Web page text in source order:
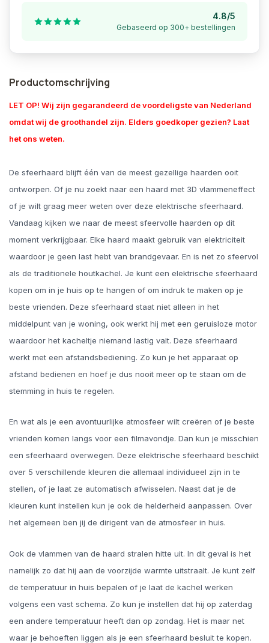
4.8/5
Gebaseerd op 300+ bestellingen
Productomschrijving
LET OP! Wij zijn gegarandeerd de voordeligste van Nederland
omdat wij de groothandel zijn. Elders goedkoper gezien? Laat
het ons weten.
De sfeerhaard blijft één van de meest gezellige haarden ooit
ontworpen. Of je nu zoekt naar een haard met 3D vlammeneffect
of je wilt graag meer weten over deze elektrische sfeerhaard.
Vandaag kijken we naar de meest sfeervolle haarden op dit
moment verkrijgbaar. Elke haard maakt gebruik van elektriciteit
waardoor je geen last hebt van brandgevaar. En is net zo sfeervol
als de traditionele houtkachel. Je kunt een elektrische sfeerhaard
kopen om in je huis op te hangen of om indruk te maken op je
beste vrienden. Deze sfeerhaard staat niet alleen in het
middelpunt van je woning, ook werkt hij met een geruisloze motor
waardoor het kacheltje niemand lastig valt. Deze sfeerhaard
werkt met een afstandsbediening. Zo kun je het apparaat op
afstand bedienen en hoef je dus nooit meer op te staan om de
stemming in huis te regelen.
En wat als je een avontuurlijke atmosfeer wilt creëren of je beste
vrienden komen langs voor een filmavondje. Dan kun je misschien
een sfeerhaard overwegen. Deze elektrische sfeerhaard beschikt
over 5 verschillende kleuren die allemaal individueel zijn in te
stellen, of je laat ze automatisch afwisselen. Naast dat je de
kleuren kunt instellen kun je ook de helderheid aanpassen. Over
het algemeen ben jij de dirigent van de atmosfeer in huis.
Ook de vlammen van de haard stralen hitte uit. In dit geval is het
namelijk zo dat hij aan de voorzijde warmte uitstraalt. Je kunt zelf
de temperatuur in huis bepalen of je laat de kachel werken
volgens een vast schema. Zo kun je instellen dat hij op zaterdag
een andere temperatuur heeft dan op zondag. Het is maar net
waar je behoeften liggen als je een sfeerhaard besluit te kopen.